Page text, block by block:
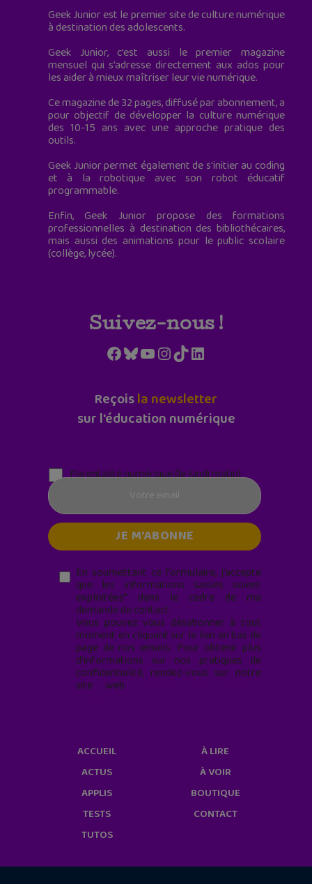
Geek Junior est le premier site de culture numérique
à destination des adolescents.
Geek Junior, c’est aussi le premier magazine
mensuel qui s’adresse directement aux ados pour
les aider à mieux maîtriser leur vie numérique.
Ce magazine de 32 pages, diffusé par abonnement, a
pour objectif de développer la culture numérique
des 10-15 ans avec une approche pratique des
outils.
Geek Junior permet également de s'initier au coding
et à la robotique avec son robot éducatif
programmable.
Enfin, Geek Junior propose des formations
professionnelles à destination des bibliothécaires,
mais aussi des animations pour le public scolaire
(collège, lycée).
Suivez-nous !
Facebook
Bluesky
YouTube
Instagram
TikTokLinkedIn
Reçoisla newsletter
sur l'éducation numérique
Parentalité numérique (le lundi matin)
En soumettant ce formulaire, j’accepte
que les informations saisies soient
exploitées* dans le cadre de ma
demande de contact.
Vous pouvez vous désabonner à tout
moment en cliquant sur le lien en bas de
page de nos emails. Pour obtenir plus
d'informations sur nos pratiques de
confidentialité, rendez-vous sur notre
site web
ACCUEIL
ACTUS
APPLIS
TESTS
TUTOS
À LIRE
À VOIR
BOUTIQUE
CONTACT